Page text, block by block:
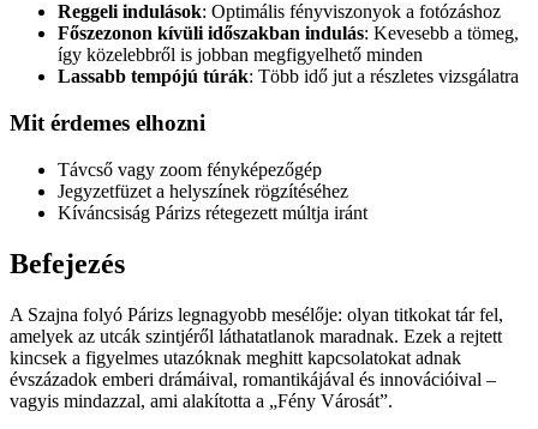
Reggeli indulások: Optimális fényviszonyok a fotózáshoz
Főszezonon kívüli időszakban indulás: Kevesebb a tömeg,
így közelebbről is jobban megfigyelhető minden
Lassabb tempójú túrák: Több idő jut a részletes vizsgálatra
Mit érdemes elhozni
Távcső vagy zoom fényképezőgép
Jegyzetfüzet a helyszínek rögzítéséhez
Kíváncsiság Párizs rétegezett múltja iránt
Befejezés
A Szajna folyó Párizs legnagyobb mesélője: olyan titkokat tár fel,
amelyek az utcák szintjéről láthatatlanok maradnak. Ezek a rejtett
kincsek a figyelmes utazóknak meghitt kapcsolatokat adnak
évszázadok emberi drámáival, romantikájával és innovációival –
vagyis mindazzal, ami alakította a „Fény Városát”.